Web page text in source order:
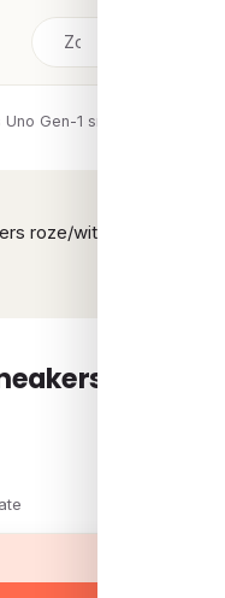
Gen-1 sneakers